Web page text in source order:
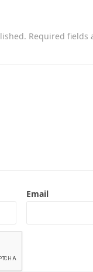
Required fields
Email